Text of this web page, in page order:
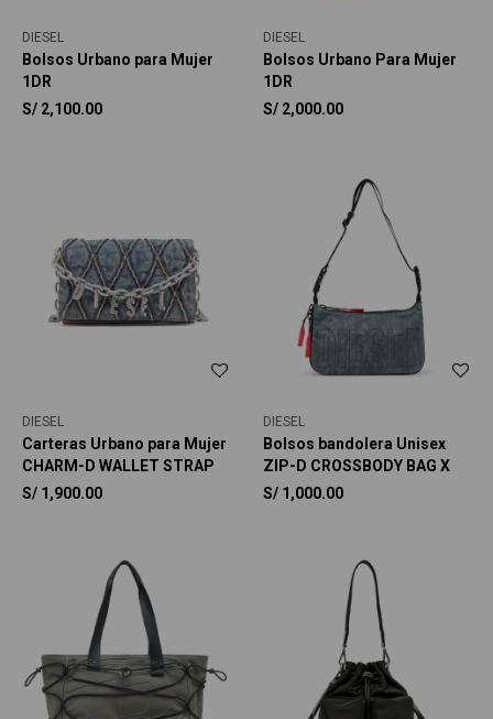
DIESEL
Bolsos Urbano para Mujer
1DR
S/ 2,100.00
DIESEL
Bolsos Urbano Para Mujer
1DR
S/ 2,000.00
DIESEL
Carteras Urbano para Mujer
CHARM-D WALLET STRAP
S/ 1,900.00
DIESEL
Bolsos bandolera Unisex
ZIP-D CROSSBODY BAG X
S/ 1,000.00